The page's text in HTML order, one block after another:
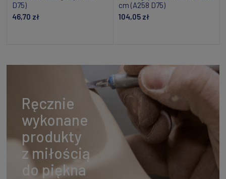
D75)
46,70 zł
cm (A258 D75)
104,05 zł
Ręcznie
wykonane
produkty
z miłością
do piękna